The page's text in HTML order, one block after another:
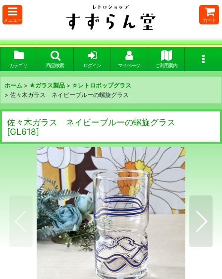
メニュー カート
カテゴリ 商品検索 ログイン マイページ ご利用案内
ホーム > ★ガラス製品 > ☆レトロポップグラス
> 佐々木ガラス ネイビーブルーの螺旋グラス
佐々木ガラス ネイビーブルーの螺旋グラス
[GL618]